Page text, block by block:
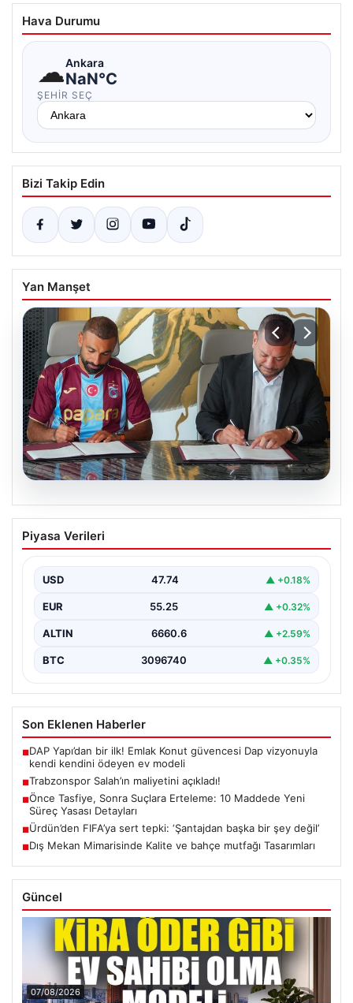
Hava Durumu
☁Ankara
NaN°C
ŞEHIR SEÇ
Bizi Takip Edin
Yan Manşet
06.08.2026
Trabzonspor Salah’ın maliyetini
açıkladı!
Piyasa Verileri
USD 47.74 ▲ +0.18%
EUR 55.25 ▲ +0.32%
ALTIN 6660.6 ▲ +2.59%
BTC 3096740 ▲ +0.35%
Son Eklenen Haberler
■DAP Yapı’dan bir ilk! Emlak Konut güvencesi Dap vizyonuyla
kendi kendini ödeyen ev modeli
■Trabzonspor Salah’ın maliyetini açıkladı!
■Önce Tasfiye, Sonra Suçlara Erteleme: 10 Maddede Yeni
Süreç Yasası Detayları
■Ürdün’den FIFA’ya sert tepki: ‘Şantajdan başka bir şey değil’
■Dış Mekan Mimarisinde Kalite ve bahçe mutfağı Tasarımları
Güncel
07/08/2026